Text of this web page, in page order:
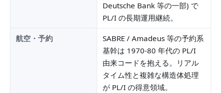
Deutsche Bank 等の一部) で
PL/I の長期運用継続。
航空・予約
SABRE / Amadeus 等の予約系
基幹は 1970-80 年代の PL/I
由来コードを抱える。リアル
タイム性と複雑な構造体処理
が PL/I の得意領域。